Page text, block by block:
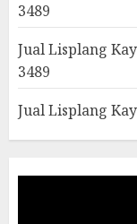
3489
Jual Lisplang
3489
Jual Lisplang